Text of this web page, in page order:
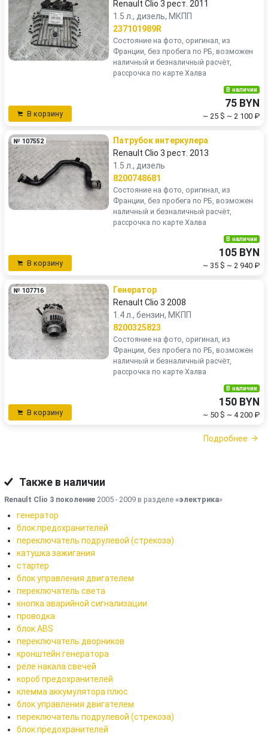
Renault Clio 3 рест. 2011
1.5 л., дизель, МКПП
237101989R
Состояние на фото, оригинал, из
Франции, без пробега по РБ, возможен
наличный и безналичный расчёт,
рассрочка по карте Халва
В корзину
В наличии
75 BYN
~ 25 $ ~ 2 100 ₽
№ 107552
Патрубок интеркулера
Renault Clio 3 рест. 2013
1.5 л., дизель
8200748681
Состояние на фото, оригинал, из
Франции, без пробега по РБ, возможен
наличный и безналичный расчёт,
рассрочка по карте Халва
В корзину
В наличии
105 BYN
~ 35 $ ~ 2 940 ₽
№ 107716
Генератор
Renault Clio 3 2008
1.4 л., бензин, МКПП
8200325823
Состояние на фото, оригинал, из
Франции, без пробега по РБ, возможен
наличный и безналичный расчёт,
рассрочка по карте Халва
В корзину
В наличии
150 BYN
~ 50 $ ~ 4 200 ₽
Подробнее
Также в наличии
Renault Clio 3 поколение 2005 - 2009 в разделе «электрика»
генератор
блок предохранителей
переключатель подрулевой (стрекоза)
катушка зажигания
стартер
блок управления двигателем
переключатель света
кнопка аварийной сигнализации
проводка
блок ABS
переключатель дворников
кронштейн генератора
реле накала свечей
короб предохранителей
клемма аккумулятора плюс
блок управления двигателем
переключатель подрулевой (стрекоза)
блок предохранителей